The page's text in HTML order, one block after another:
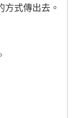
式傳出去。